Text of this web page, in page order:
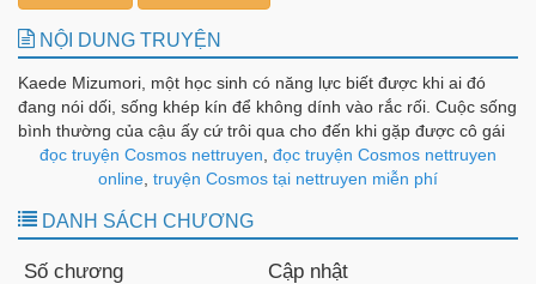
NỘI DUNG TRUYỆN
Kaede Mizumori, một học sinh có năng lực biết được khi ai đó
đang nói dối, sống khép kín để không dính vào rắc rối. Cuộc sống
bình thường của cậu ấy cứ trôi qua cho đến khi gặp được cô gái
bí ẩn, Rin Homura. Một bộ truyện viễn tưởng về người ngoài
đọc truyện Cosmos nettruyen đọc truyện Cosmos nettruyen
online truyện Cosmos tại nettruyen miễn phí
DANH SÁCH CHƯƠNG
Số chương Cập nhật